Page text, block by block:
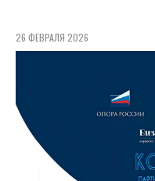
26 ФЕВРАЛЯ 2026